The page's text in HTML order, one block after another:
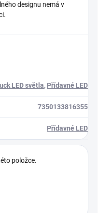
designu nemá v
LED světla, Přídavné LED
7350133816355
Přídavné LED
položce.